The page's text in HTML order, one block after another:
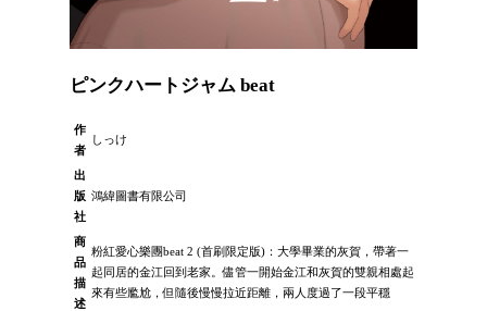
ピンクハートジャム beat
作
者
しっけ
出
版
社
鴻緯圖書有限公司
商
品
描
述
粉紅愛心樂團beat 2 (首刷限定版)：大學畢業的灰賀，帶著一
起同居的金江回到老家。儘管一開始金江和灰賀的雙親相處起
來有些尷尬，但隨後慢慢拉近距離，兩人度過了一段平穩